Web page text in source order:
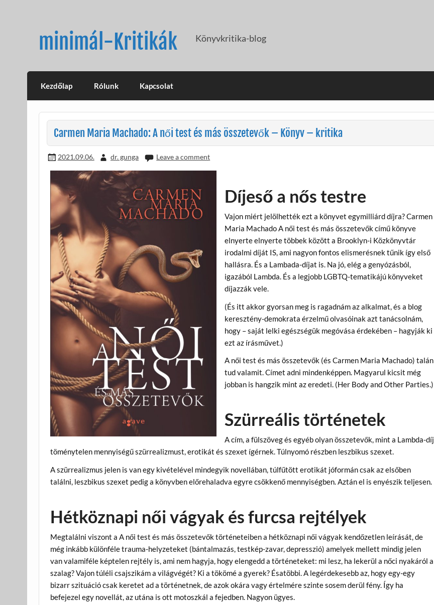
minimál-Kritikák Könyvkritika-blog
Kezdőlap Rólunk Kapcsolat
Carmen Maria Machado: A női test és más összetevők – Könyv – kritika
2021.09.06. dr. gunga Leave a comment
Díjeső a nős testre
Vajon miért jelölhették ezt a könyvet egymilliárd díjra? Carmen
Maria Machado A női test és más összetevők című könyve
elnyerte elnyerte többek között a Brooklyn-i Közkönyvtár
irodalmi díját IS, ami nagyon fontos elismerésnek tűnik így első
hallásra. És a Lambada-díjat is. Na jó, elég a genyózásból,
igazából Lambda. És a legjobb LGBTQ-tematikájú könyveket
díjazzák vele.
(És itt akkor gyorsan meg is ragadnám az alkalmat, és a blog
keresztény-demokrata érzelmű olvasóinak azt tanácsolnám,
hogy – saját lelki egészségük megóvása érdekében – hagyják ki
ezt az írásművet.)
A női test és más összetevők (és Carmen Maria Machado) talán
tud valamit. Címet adni mindenképpen. Magyarul kicsit még
jobban is hangzik mint az eredeti. (Her Body and Other Parties.)
Szürreális történetek
A cím, a fülszöveg és egyéb olyan összetevők, mint a Lambda-díj
töménytelen mennyiségű szürrealizmust, erotikát és szexet ígérnek. Túlnyomó részben leszbikus szexet.
A szürrealizmus jelen is van egy kivételével mindegyik novellában, túlfűtött erotikát jóformán csak az elsőben
találni, leszbikus szexet pedig a könyvben előrehaladva egyre csökkenő mennyiségben. Aztán el is enyészik teljesen.
Hétköznapi női vágyak és furcsa rejtélyek
Megtalálni viszont a A női test és más összetevők történeteiben a hétköznapi női vágyak kendőzetlen leírását, de
még inkább különféle trauma-helyzeteket (bántalmazás, testkép-zavar, depresszió) amelyek mellett mindig jelen
van valamiféle képtelen rejtély is, ami nem hagyja, hogy elengedd a történeteket: mi lesz, ha lekerül a nőci nyakáról a
szalag? Vajon túléli csajszikám a világvégét? Ki a tökömé a gyerek? Ésatöbbi. A legérdekesebb az, hogy egy-egy
bizarr szituáció csak keretet ad a történetnek, de azok okára vagy értelmére szinte sosem derül fény. Így ha
befejezel egy novellát, az utána is ott motoszkál a fejedben. Nagyon ügyes.